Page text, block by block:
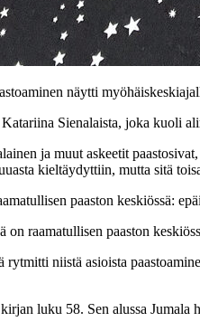
näytti
Sienalaista, joka kuoli
ja muut askeetit
kieltäydyttiin, mutta sitä
paaston keskiössä:
raamatullisen paaston
rytmitti niistä asioista
luku 58. Sen alussa